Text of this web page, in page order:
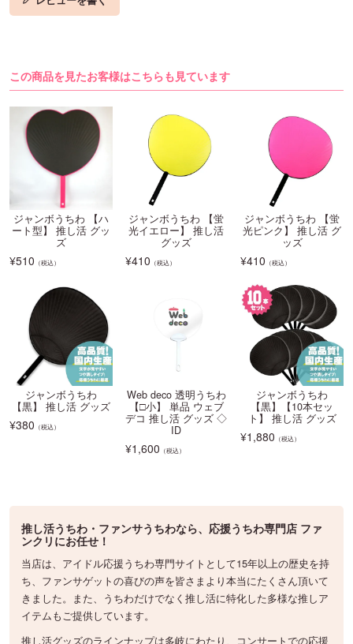
この商品を見たお客様はこちらも見ています
ジャンボうちわ 【ハ
ート型】 推し活 グッ
ズ
¥510 （税込）
ジャンボうちわ 【蛍
光イエロー】 推し活
グッズ
¥410 （税込）
ジャンボうちわ 【蛍
光ピンク】 推し活 グ
ッズ
¥410 （税込）
ジャンボうちわ
【黒】 推し活 グッズ
¥380 （税込）
Web deco 透明うちわ
【□小】 単品 ウェブ
デコ 推し活 グッズ ◇
ID
¥1,600 （税込）
ジャンボうちわ
【黒】【10本セッ
ト】 推し活 グッズ
¥1,880 （税込）
推し活うちわ・ファンサうちわなら、応援うちわ専門店 ファ
ンクリにお任せ！
当店は、アイドル応援うちわ専門サイトとして15年以上の歴史を持
ち、ファンサゲットの喜びの声を皆さまより本当にたくさん頂いて
きました。また、うちわだけでなく推し活に特化した多様な推しア
イテムもご提供しています。
推し活グッズのラインナップは多岐にわたり、コンサートでの応援